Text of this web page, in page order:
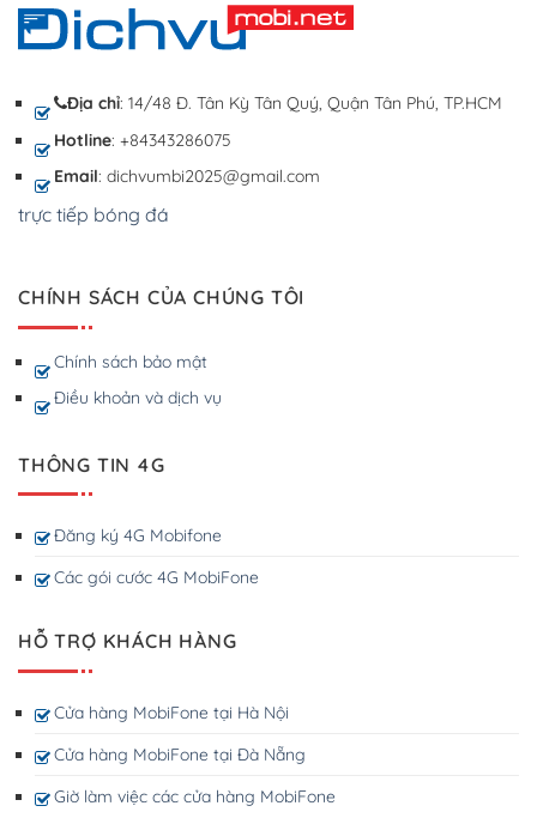
Địa chỉ: 14/48 Đ. Tân Kỳ Tân Quý, Quận Tân Phú, TP.HCM
Hotline: +84343286075
Email: dichvumbi2025@gmail.com
trực tiếp bóng đá
CHÍNH SÁCH CỦA CHÚNG TÔI
Chính sách bảo mật
Điều khoản và dịch vụ
THÔNG TIN 4G
Đăng ký 4G Mobifone
Các gói cước 4G MobiFone
HỖ TRỢ KHÁCH HÀNG
Cửa hàng MobiFone tại Hà Nội
Cửa hàng MobiFone tại Đà Nẵng
Giờ làm việc các cửa hàng MobiFone